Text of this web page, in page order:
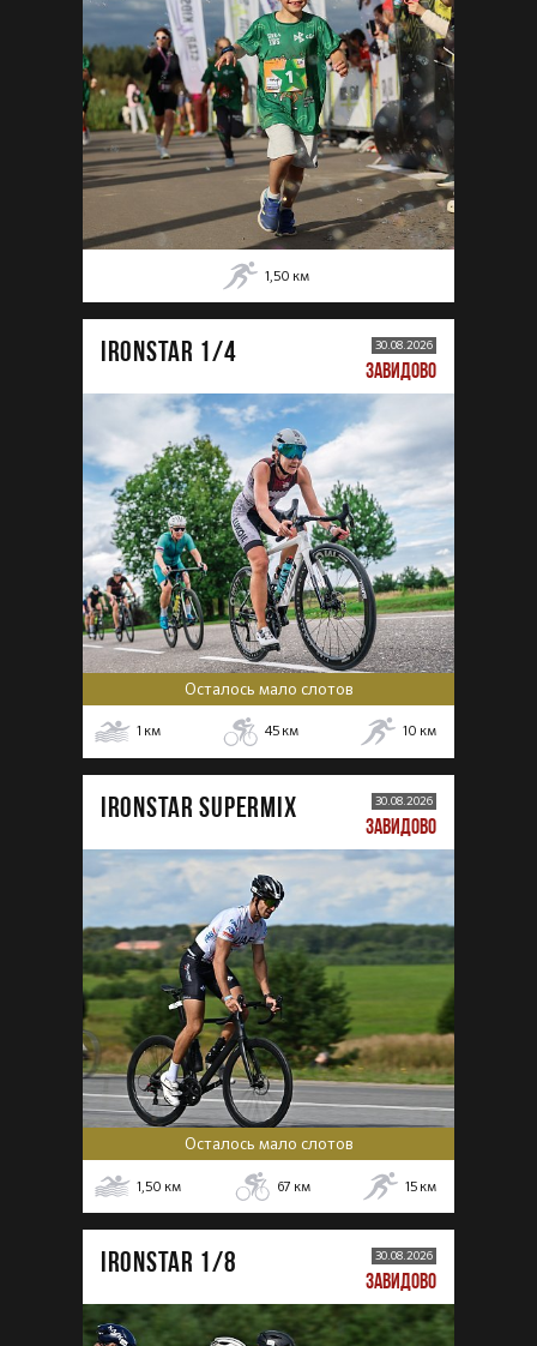
1,50 км
IRONSTAR 1/4 30.08.2026
ЗАВИДОВО
Осталось мало слотов
1 км 45 км 10 км
IRONSTAR SUPERMIX 30.08.2026
ЗАВИДОВО
Осталось мало слотов
1,50 км 67 км 15 км
IRONSTAR 1/8 30.08.2026
ЗАВИДОВО